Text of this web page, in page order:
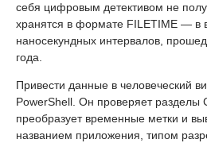
себя цифровым детективом не
хранятся в формате FILETIME — в
наносекундных интервалов,
года.
Привести данные в человеческий
PowerShell. Он проверяет разделы
преобразует временные метки и
названием приложения, типом